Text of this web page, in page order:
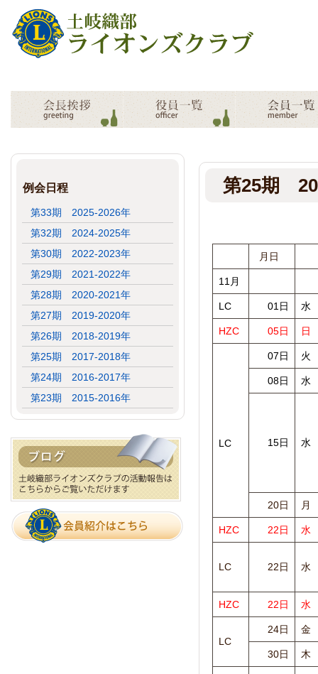
第25期
月日
11月
LC 01日 水
HZC 05日 日
LC
07日 火
08日 水
15日 水
20日 月
HZC 22日 水
LC 22日 水
HZC 22日 水
LC
24日 金
30日 木
例会日程
第33期 2025-2026年
第32期 2024-2025年
第30期 2022-2023年
第29期 2021-2022年
第28期 2020-2021年
第27期 2019-2020年
第26期 2018-2019年
第25期 2017-2018年
第24期 2016-2017年
第23期 2015-2016年